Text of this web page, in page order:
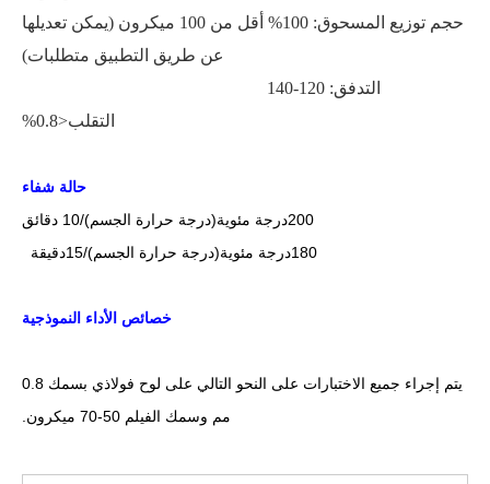
حجم توزيع المسحوق: 100% أقل من 100 ميكرون
(يمكن تعديلها
عن طريق التطبيق متطلبات)
التدفق: 120-140
التقلب<0.8%
حالة شفاء
200درجة مئوية(درجة حرارة الجسم)/10 دقائق
180 درجة مئوية(درجة حرارة الجسم)/15 دقيقة
خصائص الأداء النموذجية
يتم إجراء جميع الاختبارات على النحو التالي على لوح فولاذي بسمك 0.8
مم وسمك الفيلم 50-70 ميكرون.